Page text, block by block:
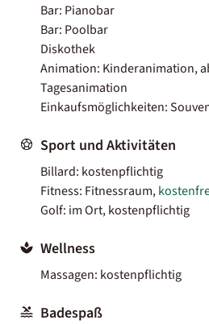
Bar: Pianobar
Bar: Poolbar
Diskothek
Animation: Kinderanimation,
Tagesanimation
Einkaufsmöglichkeiten:
Sport und Aktivitäten
Billard: kostenpflichtig
Fitness: Fitnessraum,
Golf: im Ort, kostenpflichtig
Wellness
Massagen: kostenpflichtig
Badespaß